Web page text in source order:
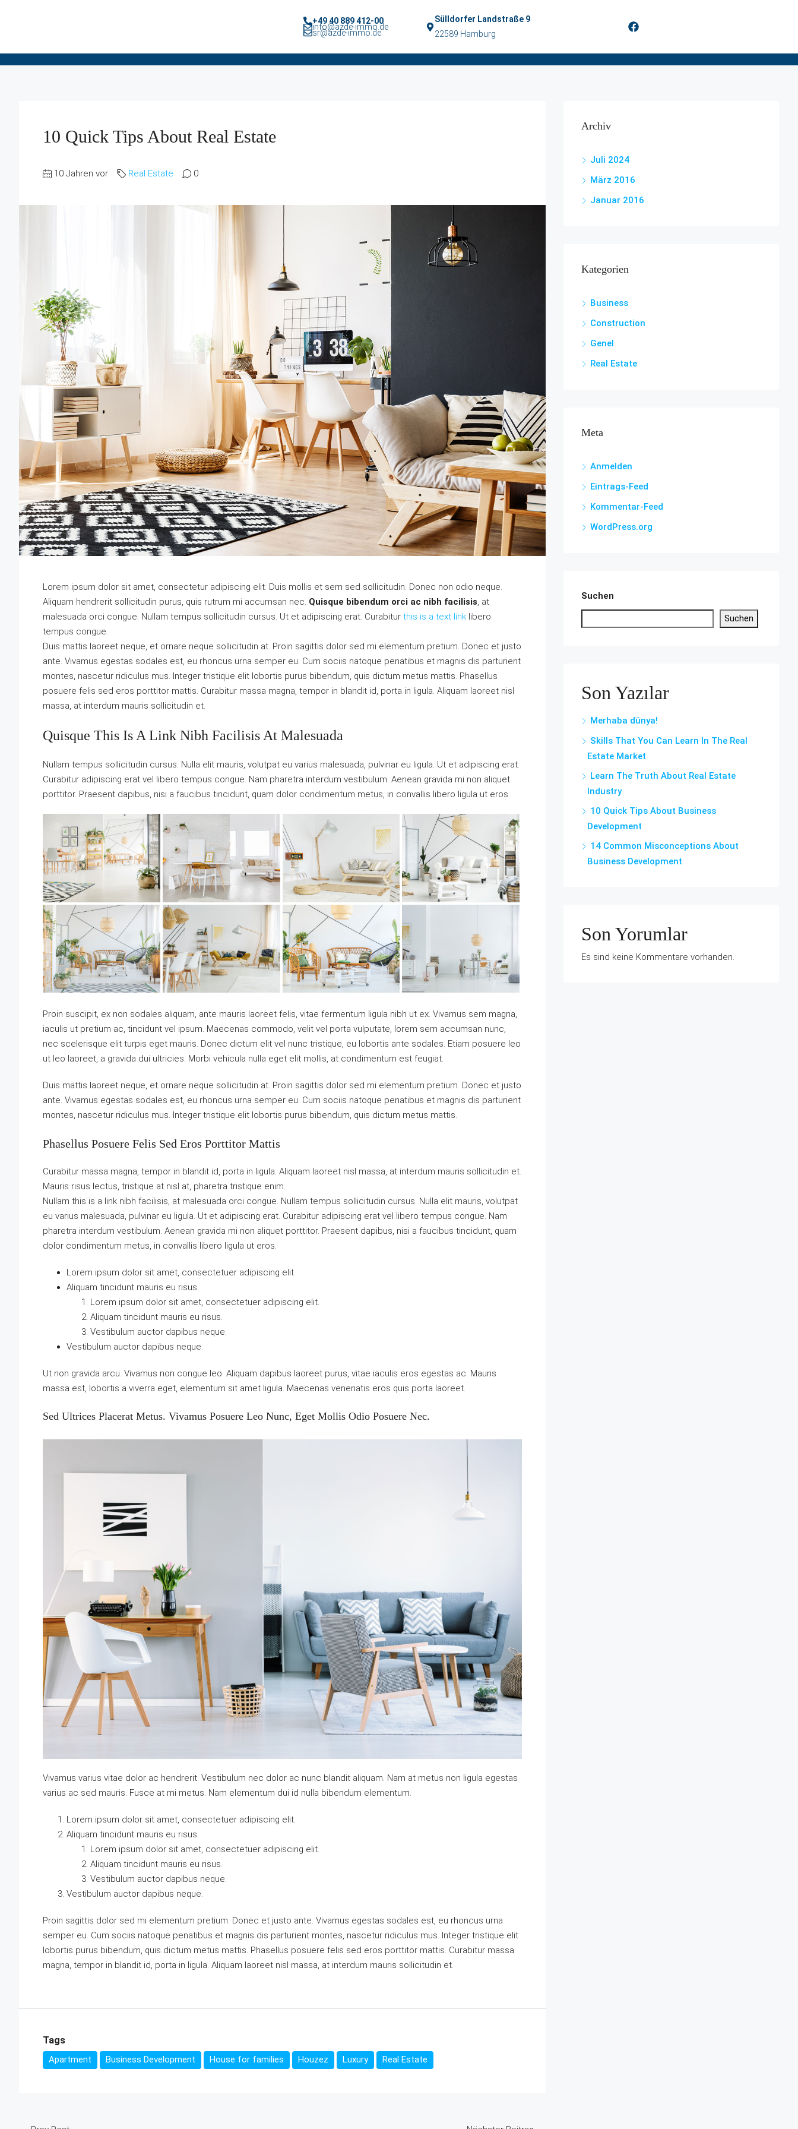
+49 40 889 412-00
info@azde-immo.de
sr@azde-immo.de
Sülldorfer Landstraße 9
22589 Hamburg
10 Quick Tips About Real Estate
10 Jahren vor Real Estate 0
Lorem ipsum dolor sit amet, consectetur adipiscing elit. Duis mollis et sem sed sollicitudin. Donec non odio neque.
Aliquam hendrerit sollicitudin purus, quis rutrum mi accumsan nec. Quisque bibendum orci ac nibh facilisis, at
malesuada orci congue. Nullam tempus sollicitudin cursus. Ut et adipiscing erat. Curabitur this is a text link libero
tempus congue.
Duis mattis laoreet neque, et ornare neque sollicitudin at. Proin sagittis dolor sed mi elementum pretium. Donec et justo
ante. Vivamus egestas sodales est, eu rhoncus urna semper eu. Cum sociis natoque penatibus et magnis dis parturient
montes, nascetur ridiculus mus. Integer tristique elit lobortis purus bibendum, quis dictum metus mattis. Phasellus
posuere felis sed eros porttitor mattis. Curabitur massa magna, tempor in blandit id, porta in ligula. Aliquam laoreet nisl
massa, at interdum mauris sollicitudin et.
Quisque This Is A Link Nibh Facilisis At Malesuada
Nullam tempus sollicitudin cursus. Nulla elit mauris, volutpat eu varius malesuada, pulvinar eu ligula. Ut et adipiscing erat.
Curabitur adipiscing erat vel libero tempus congue. Nam pharetra interdum vestibulum. Aenean gravida mi non aliquet
porttitor. Praesent dapibus, nisi a faucibus tincidunt, quam dolor condimentum metus, in convallis libero ligula ut eros.
Proin suscipit, ex non sodales aliquam, ante mauris laoreet felis, vitae fermentum ligula nibh ut ex. Vivamus sem magna,
iaculis ut pretium ac, tincidunt vel ipsum. Maecenas commodo, velit vel porta vulputate, lorem sem accumsan nunc,
nec scelerisque elit turpis eget mauris. Donec dictum elit vel nunc tristique, eu lobortis ante sodales. Etiam posuere leo
ut leo laoreet, a gravida dui ultricies. Morbi vehicula nulla eget elit mollis, at condimentum est feugiat.
Duis mattis laoreet neque, et ornare neque sollicitudin at. Proin sagittis dolor sed mi elementum pretium. Donec et justo
ante. Vivamus egestas sodales est, eu rhoncus urna semper eu. Cum sociis natoque penatibus et magnis dis parturient
montes, nascetur ridiculus mus. Integer tristique elit lobortis purus bibendum, quis dictum metus mattis.
Phasellus Posuere Felis Sed Eros Porttitor Mattis
Curabitur massa magna, tempor in blandit id, porta in ligula. Aliquam laoreet nisl massa, at interdum mauris sollicitudin et.
Mauris risus lectus, tristique at nisl at, pharetra tristique enim.
Nullam this is a link nibh facilisis, at malesuada orci congue. Nullam tempus sollicitudin cursus. Nulla elit mauris, volutpat
eu varius malesuada, pulvinar eu ligula. Ut et adipiscing erat. Curabitur adipiscing erat vel libero tempus congue. Nam
pharetra interdum vestibulum. Aenean gravida mi non aliquet porttitor. Praesent dapibus, nisi a faucibus tincidunt, quam
dolor condimentum metus, in convallis libero ligula ut eros.
Lorem ipsum dolor sit amet, consectetuer adipiscing elit.
Aliquam tincidunt mauris eu risus.
Lorem ipsum dolor sit amet, consectetuer adipiscing elit.
Aliquam tincidunt mauris eu risus.
Vestibulum auctor dapibus neque.
Vestibulum auctor dapibus neque.
Ut non gravida arcu. Vivamus non congue leo. Aliquam dapibus laoreet purus, vitae iaculis eros egestas ac. Mauris
massa est, lobortis a viverra eget, elementum sit amet ligula. Maecenas venenatis eros quis porta laoreet.
Sed Ultrices Placerat Metus. Vivamus Posuere Leo Nunc, Eget Mollis Odio Posuere Nec.
Vivamus varius vitae dolor ac hendrerit. Vestibulum nec dolor ac nunc blandit aliquam. Nam at metus non ligula egestas
varius ac sed mauris. Fusce at mi metus. Nam elementum dui id nulla bibendum elementum.
Lorem ipsum dolor sit amet, consectetuer adipiscing elit.
Aliquam tincidunt mauris eu risus.
Lorem ipsum dolor sit amet, consectetuer adipiscing elit.
Aliquam tincidunt mauris eu risus.
Vestibulum auctor dapibus neque.
Vestibulum auctor dapibus neque.
Proin sagittis dolor sed mi elementum pretium. Donec et justo ante. Vivamus egestas sodales est, eu rhoncus urna
semper eu. Cum sociis natoque penatibus et magnis dis parturient montes, nascetur ridiculus mus. Integer tristique elit
lobortis purus bibendum, quis dictum metus mattis. Phasellus posuere felis sed eros porttitor mattis. Curabitur massa
magna, tempor in blandit id, porta in ligula. Aliquam laoreet nisl massa, at interdum mauris sollicitudin et.
Tags
Apartment Business Development House for families Houzez Luxury Real Estate
Archiv
Juli 2024
März 2016
Januar 2016
Kategorien
Business
Construction
Genel
Real Estate
Meta
Anmelden
Eintrags-Feed
Kommentar-Feed
WordPress.org
Suchen
Suchen
Son Yazılar
Merhaba dünya!
Skills That You Can Learn In The Real
Estate Market
Learn The Truth About Real Estate
Industry
10 Quick Tips About Business
Development
14 Common Misconceptions About
Business Development
Son Yorumlar
Es sind keine Kommentare vorhanden.